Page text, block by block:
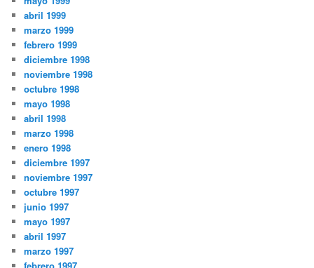
abril 1999
marzo 1999
febrero 1999
diciembre 1998
noviembre 1998
octubre 1998
mayo 1998
abril 1998
marzo 1998
enero 1998
diciembre 1997
noviembre 1997
octubre 1997
junio 1997
mayo 1997
abril 1997
marzo 1997
febrero 1997